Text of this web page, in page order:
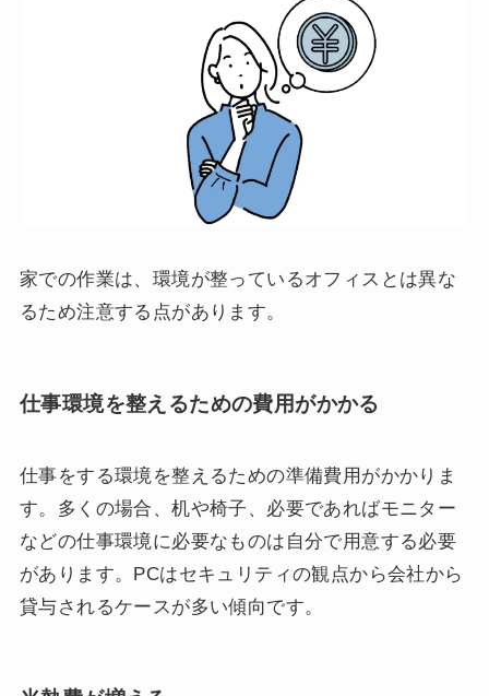
家での作業は、環境が整っているオフィスとは異な
るため注意する点があります。
仕事環境を整えるための費用がかかる
仕事をする環境を整えるための準備費用がかかりま
す。多くの場合、机や椅子、必要であればモニター
などの仕事環境に必要なものは自分で用意する必要
があります。PCはセキュリティの観点から会社から
貸与されるケースが多い傾向です。